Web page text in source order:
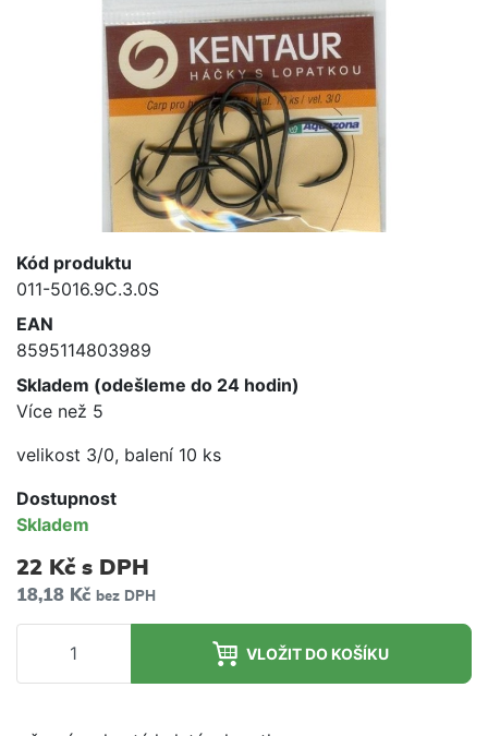
Kód produktu
011-5016.9C.3.0S
EAN
8595114803989
Skladem (odešleme do 24 hodin)
Více než 5
velikost 3/0, balení 10 ks
Dostupnost
Skladem
22 Kč s DPH
18,18 Kč bez DPH
VLOŽIT DO KOŠÍKU